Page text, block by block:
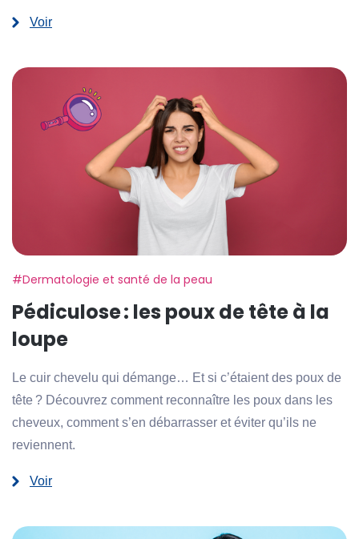
Voir
:
l'eczéma
Etiquette:
#Dermatologie et santé de la peau
Pédiculose : les poux de tête à la
loupe
Le cuir chevelu qui démange… Et si c’étaient des poux de
tête ? Découvrez comment reconnaître les poux dans les
cheveux, comment s’en débarrasser et éviter qu’ils ne
reviennent.
Voir
:
poux